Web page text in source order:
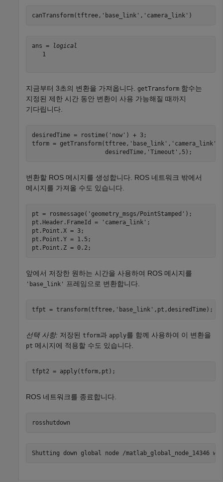
canTransform(tftree, 'base_link' , 'camera_link' )
ans =
logical
   1
지금부터 3초의 변환을 가져옵니다. getTransform 함수는
지정된 제한 시간 동안 변환이 사용 가능해질 때까지
기다립니다.
desiredTime = rostime( 'now' ) + 3;
tform = getTransform(tftree, 'base_link' , 'camera_link'
                     desiredTime,
'Timeout' ,5);
변환할 ROS 메시지를 생성합니다. ROS 네트워크 밖에서
메시지를 가져올 수도 있습니다.
pt = rosmessage( 'geometry_msgs/PointStamped' );
pt.Header.FrameId =
'camera_link' ;
pt.Point.X = 3;
pt.Point.Y = 1.5;
pt.Point.Z = 0.2;
앞에서 저장한 원하는 시간을 사용하여 ROS 메시지를
'base_link' 프레임으로 변환합니다.
tfpt = transform(tftree, 'base_link' ,pt,desiredTime);
선택 사항: 저장된 tform과 apply를 함께 사용하여 이 변환을
pt 메시지에 적용할 수도 있습니다.
tfpt2 = apply(tform,pt);
ROS 네트워크를 종료합니다.
rosshutdown